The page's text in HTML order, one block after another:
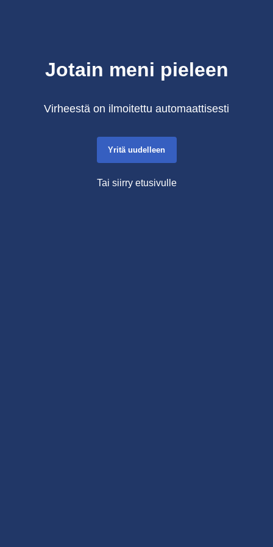
Jotain meni pieleen
Virheestä on ilmoitettu automaattisesti
Yritä uudelleen
Tai siirry etusivulle